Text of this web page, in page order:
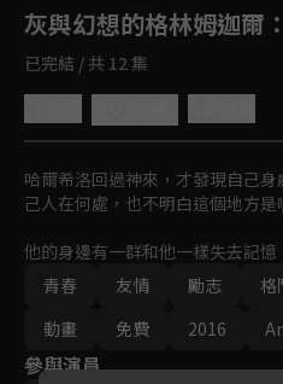
灰與幻想的格林姆迦爾
已完結 / 共 12 集
哈爾希洛回過神來，才發現自己
己人在何處，也不明白這個地方是
他的身邊有一群和他一樣失去記
開了地底後，等待著眾人的是一
青春
友情 勵志 格
動畫
免費 2016
參與演員